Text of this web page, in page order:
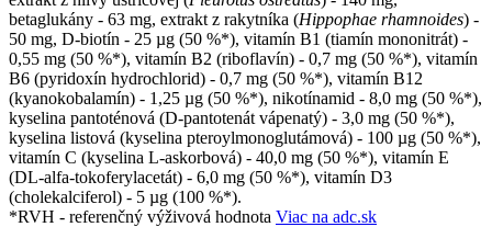
betaglukány - 63 mg, extrakt z rakytníka (Hippophae rhamnoides) -
50 mg, D-biotín - 25 µg (50 %*), vitamín B1 (tiamín mononitrát) -
0,55 mg (50 %*), vitamín B2 (riboflavín) - 0,7 mg (50 %*), vitamín
B6 (pyridoxín hydrochlorid) - 0,7 mg (50 %*), vitamín B12
(kyanokobalamín) - 1,25 µg (50 %*), nikotínamid - 8,0 mg (50 %*),
kyselina pantoténová (D-pantotenát vápenatý) - 3,0 mg (50 %*),
kyselina listová (kyselina pteroylmonoglutámová) - 100 µg (50 %*),
vitamín C (kyselina L-askorbová) - 40,0 mg (50 %*), vitamín E
(DL-alfa-tokoferylacetát) - 6,0 mg (50 %*), vitamín D3
(cholekalciferol) - 5 µg (100 %*).
*RVH - referenčný výživová hodnota Viac na adc.sk